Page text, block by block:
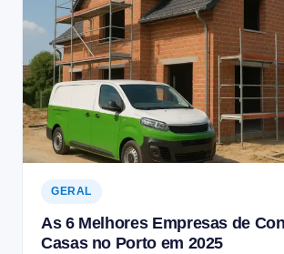
GERAL
As 6 Melhores Empresas de
Casas no Porto em 2025